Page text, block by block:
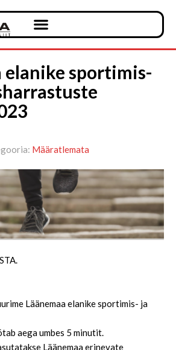
elanike sportimis-
Määratlemata
Läänemaa elanike sportimis- ja
aega umbes 5 minutit.
Läänemaa erinevate